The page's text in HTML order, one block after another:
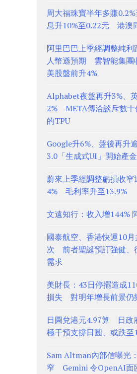
周大福珠寶半年多賺
息升10%至0.22元 港澳
阿里巴巴上季經調整純
人幣遜預期 雲智能集
美股盤前升4%
Alphabet夜盤再升3%、
2% META傳洽談斥數十
的TPU
Google升6%、盤後再
3.0「生成式UI」開始產
蔚來上季經調整虧損收
4% 毛利率升至13.9%
文遠知行：收入增144%
國泰航空、香港快運10
次 前者聖誕預訂強健、
需求
美財長：43日停擺造成
損失 對明年增長前景仍
日圓兌港元4.97算 日政
極干預支撐日圓、或跌至
Sam Altman內部信曝光
窄 Gemini 令OpenAI面